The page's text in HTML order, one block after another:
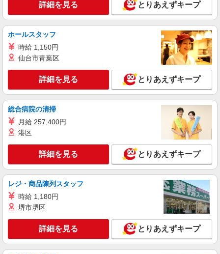
【2027年新卒採用】PCサポート接客スタッフ
【総合職】 ■大卒：（月給）228,200円 ■短
大・専門卒：（月給）215,500円 ＊試用期間 3か
勤、時間外、家族、目標達成、資格 等
水戸内原店 内 水戸内原店アシストカウンター ◎
転勤あり ※入社後は必ず、通勤圏内の店舗へ配属
キープ 詳細を見る
アルバイト パート
水戸内原アシストカウンター（ケーズデンキ水戸内原内）
時給1559円〜（試用期間3か月） （勤務時間・
日数等による） ★昇給制度あり（年1回） ※当
社規定による
茨城県水戸市内原1丁目208番地 ケーズデンキ
水戸内原店 内 水戸内原店アシストカウンター
詳細を見る
水戸内原店アシストカウンター
PCサポート受付スタッフ
詳細を見る とりあえずキープ
ホールスタッフ
時給 1,150円
仙台市青葉区
詳細を見る とりあえずキープ
総合病院の清掃
月給 257,400円
港区
詳細を見る とりあえずキープ
レジ・商品陳列スタッフ
時給 1,180円
堺市堺区
詳細を見る とりあえずキープ